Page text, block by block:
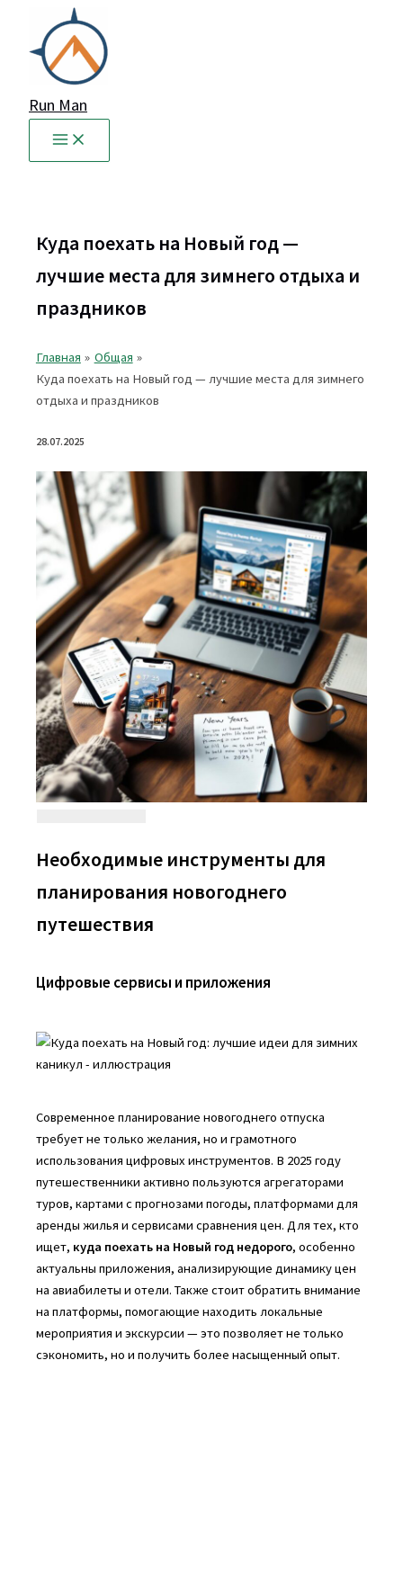
содержимому
Run Man
Куда поехать на Новый год —
лучшие места для зимнего отдыха и
праздников
Главная
Общая
Куда поехать на Новый год — лучшие места для зимнего
отдыха и праздников
28.07.2025
Необходимые инструменты для
планирования новогоднего
путешествия
Цифровые сервисы и приложения
Современное планирование новогоднего отпуска
требует не только желания, но и грамотного
использования цифровых инструментов. В 2025 году
путешественники активно пользуются агрегаторами
туров, картами с прогнозами погоды, платформами для
аренды жилья и сервисами сравнения цен. Для тех, кто
ищет, куда поехать на Новый год недорого, особенно
актуальны приложения, анализирующие динамику цен
на авиабилеты и отели. Также стоит обратить внимание
на платформы, помогающие находить локальные
мероприятия и экскурсии — это позволяет не только
сэкономить, но и получить более насыщенный опыт.